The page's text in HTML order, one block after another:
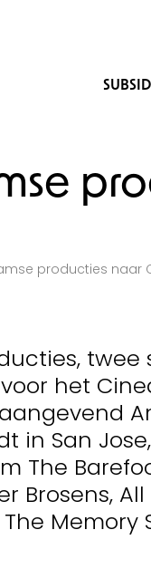
producties naar
het
in San
The
Brosens,
Memory